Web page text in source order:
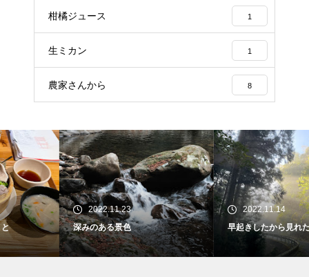
柑橘ジュース 1
生ミカン 1
農家さんから 8
2022.11.23
深みのある景色
2022.11.14
早起きしたから見れたもの